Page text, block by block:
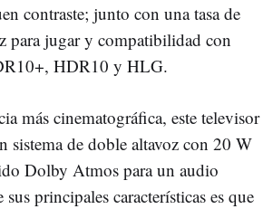
contraste; junto con una tasa de
para jugar y compatibilidad con
HDR10 y HLG.
más cinematográfica, este televisor
sistema de doble altavoz con 20 W
Dolby Atmos para un audio
principales características es que